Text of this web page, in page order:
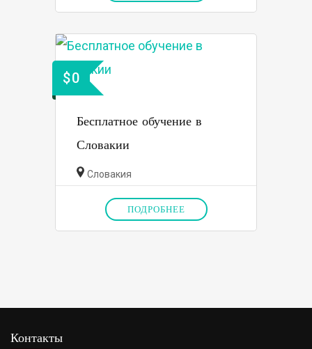
$0
Бесплатное обучение в
Словакии
Словакия
ПОДРОБНЕЕ
Контакты